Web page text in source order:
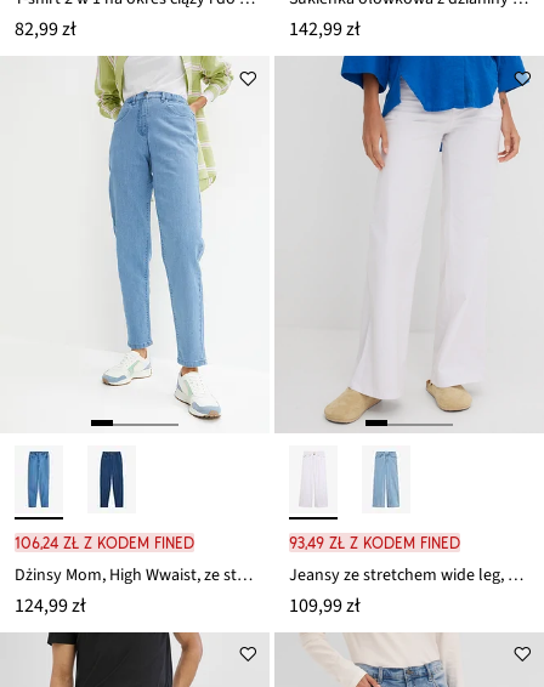
82,99 zł 142,99 zł
106,24 zł z kodem FINED
Dżinsy Mom, High Wwaist, ze stretchem
124,99 zł
93,49 zł z kodem FINED
Jeansy ze stretchem wide leg, mid waist
109,99 zł